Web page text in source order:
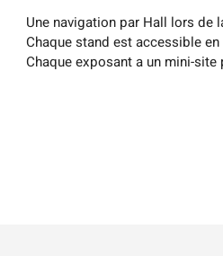
Une navigation par Hall lors de
Chaque stand est accessible
Chaque exposant a un mini-